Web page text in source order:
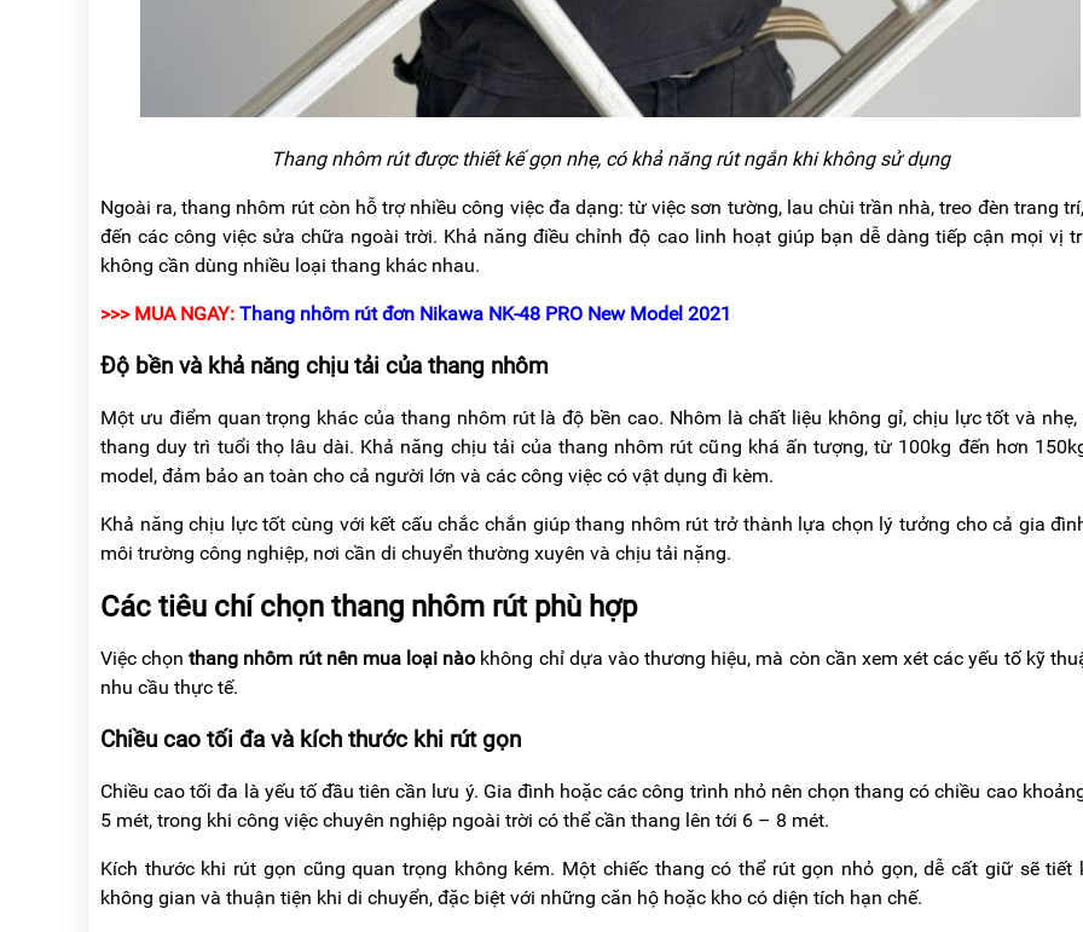
Thang nhôm rút được thiết kế gọn nhẹ, có khả năng rút ngắn khi không sử dụng
Ngoài ra, thang nhôm rút còn hỗ trợ nhiều công việc đa dạng: từ việc sơn tường, lau chùi trần nhà, treo đèn trang
đến các công việc sửa chữa ngoài trời. Khả năng điều chỉnh độ cao linh hoạt giúp bạn dễ dàng tiếp cận mọi vị
không cần dùng nhiều loại thang khác nhau.
>>> MUA NGAY: Thang nhôm rút đơn Nikawa NK-48 PRO New Model 2021
Độ bền và khả năng chịu tải của thang nhôm
Một ưu điểm quan trọng khác của thang nhôm rút là độ bền cao. Nhôm là chất liệu không gỉ, chịu lực tốt và nhẹ,
thang duy trì tuổi thọ lâu dài. Khả năng chịu tải của thang nhôm rút cũng khá ấn tượng, từ 100kg đến hơn
model, đảm bảo an toàn cho cả người lớn và các công việc có vật dụng đi kèm.
Khả năng chịu lực tốt cùng với kết cấu chắc chắn giúp thang nhôm rút trở thành lựa chọn lý tưởng cho cả gia
môi trường công nghiệp, nơi cần di chuyển thường xuyên và chịu tải nặng.
Các tiêu chí chọn thang nhôm rút phù hợp
Việc chọn thang nhôm rút nên mua loại nào không chỉ dựa vào thương hiệu, mà còn cần xem xét các yếu tố kỹ
nhu cầu thực tế.
Chiều cao tối đa và kích thước khi rút gọn
Chiều cao tối đa là yếu tố đầu tiên cần lưu ý. Gia đình hoặc các công trình nhỏ nên chọn thang có chiều cao
5 mét, trong khi công việc chuyên nghiệp ngoài trời có thể cần thang lên tới 6 – 8 mét.
Kích thước khi rút gọn cũng quan trọng không kém. Một chiếc thang có thể rút gọn nhỏ gọn, dễ cất giữ sẽ tiết
không gian và thuận tiện khi di chuyển, đặc biệt với những căn hộ hoặc kho có diện tích hạn chế.